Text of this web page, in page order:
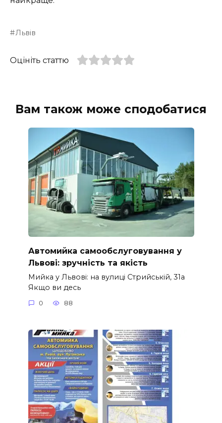
Львів
Оцініть статтю
Вам також може сподобатися
Автомийка самообслуговування у
Львові: зручність та якість
Мийка у Львові: на вулиці Стрийській, 31а
Якщо ви десь
0 88